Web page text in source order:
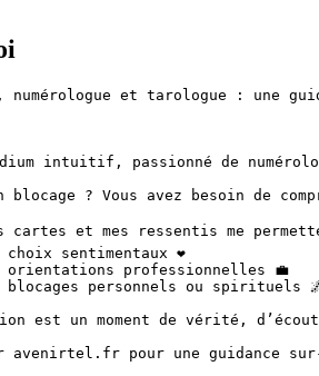
numérologue et tarologue : une
intuitif, passionné de
blocage ? Vous avez besoin de
et mes ressentis me
est un moment de vérité,
avenirtel.fr pour une guidance